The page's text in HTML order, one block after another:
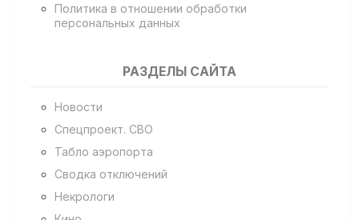
Политика в отношении обработки
персональных данных
РАЗДЕЛЫ САЙТА
Новости
Спецпроект. СВО
Табло аэропорта
Сводка отключений
Некрологи